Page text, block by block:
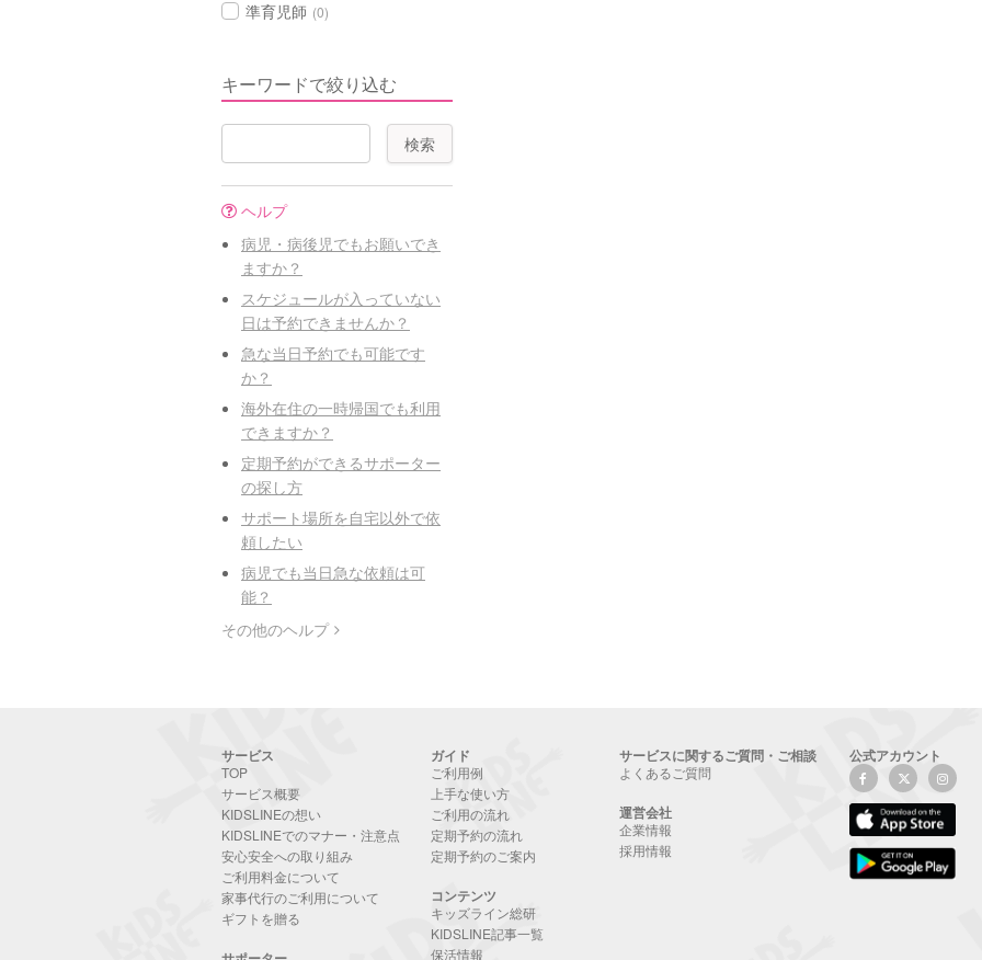
準育児師 (0)
キーワードで絞り込む
ヘルプ
病児・病後児でもお願いでき
ますか？
スケジュールが入っていない
日は予約できませんか？
急な当日予約でも可能です
か？
海外在住の一時帰国でも利用
できますか？
定期予約ができるサポーター
の探し方
サポート場所を自宅以外で依
頼したい
病児でも当日急な依頼は可
能？
その他のヘルプ
サービス
TOP
サービス概要
KIDSLINEの想い
KIDSLINEでのマナー・注意点
安心安全への取り組み
ご利用料金について
家事代行のご利用について
ギフトを贈る
ガイド
ご利用例
上手な使い方
ご利用の流れ
定期予約の流れ
定期予約のご案内
コンテンツ
キッズライン総研
KIDSLINE記事一覧
保活情報
サービスに関するご質問・ご相談
よくあるご質問
運営会社
企業情報
採用情報
公式アカウント